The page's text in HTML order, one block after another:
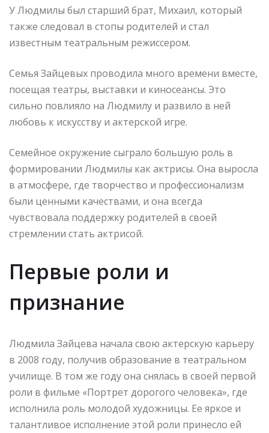
У Людмилы был старший брат, Михаил, который
также следовал в стопы родителей и стал
известным театральным режиссером.
Семья Зайцевых проводила много времени вместе,
посещая театры, выставки и киносеансы. Это
сильно повлияло на Людмилу и развило в ней
любовь к искусству и актерской игре.
Семейное окружение сыграло большую роль в
формировании Людмилы как актрисы. Она выросла
в атмосфере, где творчество и профессионализм
были ценными качествами, и она всегда
чувствовала поддержку родителей в своей
стремлении стать актрисой.
Первые роли и
признание
Людмила Зайцева начала свою актерскую карьеру
в 2008 году, получив образование в театральном
училище. В том же году она снялась в своей первой
роли в фильме «Портрет дорогого человека», где
исполнила роль молодой художницы. Ее яркое и
талантливое исполнение этой роли принесло ей